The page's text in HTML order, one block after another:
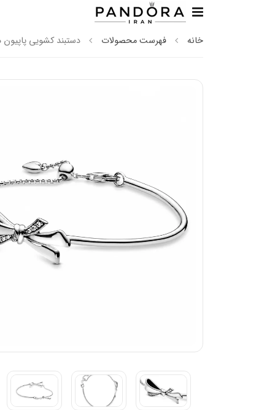
خانه فهرست محصولات دستبند کشویی پاپیون